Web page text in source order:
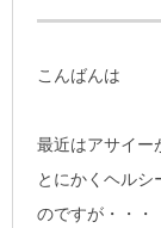
こんばんは
最近はアサイー
とにかくヘルシ
のですが・・・